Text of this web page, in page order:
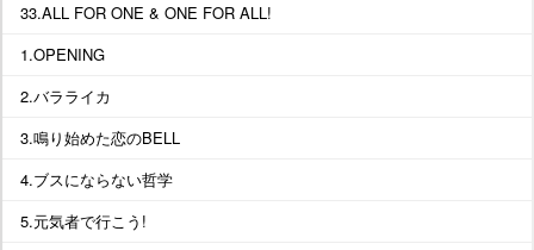
33.ALL FOR ONE & ONE FOR ALL!
1.OPENING
2.バラライカ
3.鳴り始めた恋のBELL
4.ブスにならない哲学
5.元気者で行こう!